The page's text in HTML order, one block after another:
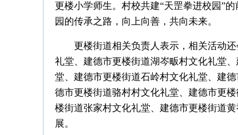
更楼小学师生。村校共建“天罡拳进校园”
园的传承之路，向上向善，共向未来。
更楼街道相关负责人表示，相关活动
礼堂、建德市更楼街道湖岑畈村文化礼堂
堂、建德市更楼街道石岭村文化礼堂、建
德市更楼街道骆村村文化礼堂、建德市更
楼街道张家村文化礼堂、建德市更楼街道
展。